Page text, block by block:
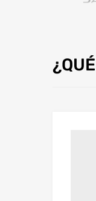
¿QUÉ